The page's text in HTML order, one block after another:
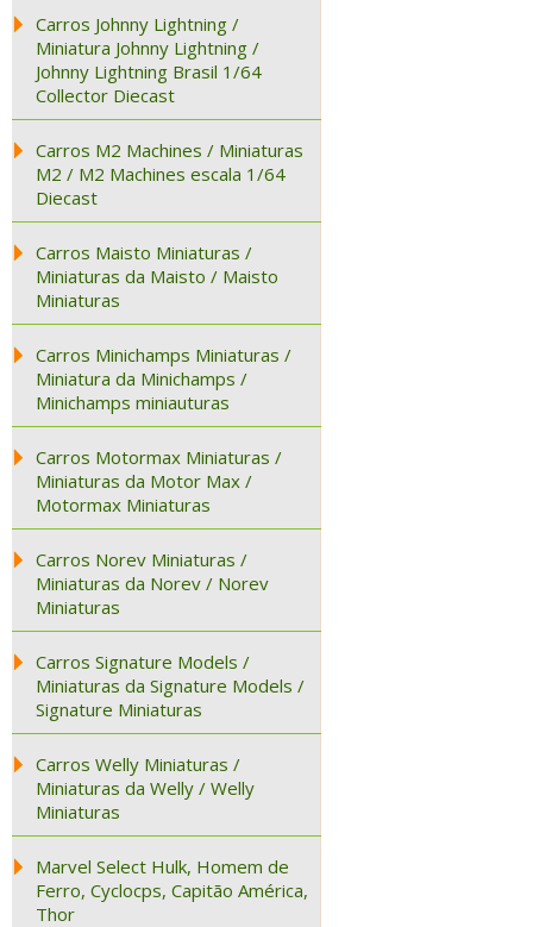
Carros Johnny Lightning /
Miniatura Johnny Lightning /
Johnny Lightning Brasil 1/64
Collector Diecast
Carros M2 Machines / Miniaturas
M2 / M2 Machines escala 1/64
Diecast
Carros Maisto Miniaturas /
Miniaturas da Maisto / Maisto
Miniaturas
Carros Minichamps Miniaturas /
Miniatura da Minichamps /
Minichamps miniauturas
Carros Motormax Miniaturas /
Miniaturas da Motor Max /
Motormax Miniaturas
Carros Norev Miniaturas /
Miniaturas da Norev / Norev
Miniaturas
Carros Signature Models /
Miniaturas da Signature Models /
Signature Miniaturas
Carros Welly Miniaturas /
Miniaturas da Welly / Welly
Miniaturas
Marvel Select Hulk, Homem de
Ferro, Cyclocps, Capitão América,
Thor